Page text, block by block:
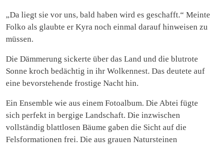
„Da liegt sie vor uns, bald haben wird es geschafft.“ Meinte
Folko als glaubte er Kyra noch einmal darauf hinweisen zu
müssen.
Die Dämmerung sickerte über das Land und die blutrote
Sonne kroch bedächtig in ihr Wolkennest. Das deutete auf
eine bevorstehende frostige Nacht hin.
Ein Ensemble wie aus einem Fotoalbum. Die Abtei fügte
sich perfekt in bergige Landschaft. Die inzwischen
vollständig blattlosen Bäume gaben die Sicht auf die
Felsformationen frei. Die aus grauen Natursteinen